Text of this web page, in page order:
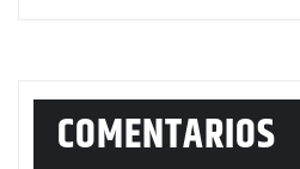
COMENTARIOS